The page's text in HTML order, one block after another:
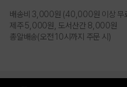
초여름부터 한여름까지 데일리
달라지는 경험을 선사합니다
배송비 3,000원 (40,000원 이상 무
제주 5,000원, 도서산간 8,000원
총알배송(오전 10시까지 주문 시)